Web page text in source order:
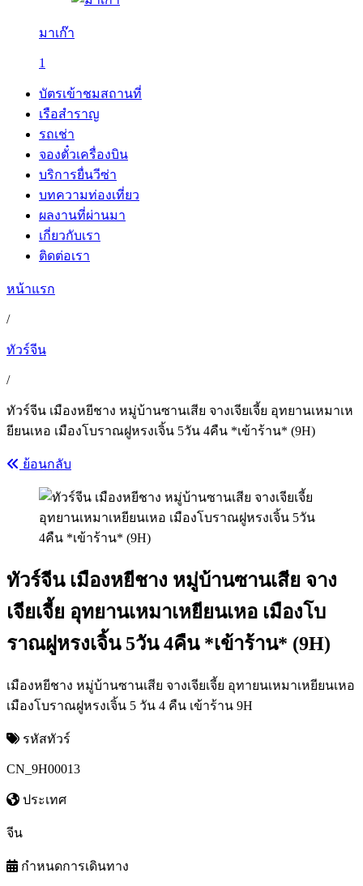
มาเก๊า
1
บัตรเข้าชมสถานที่
เรือสำราญ
รถเช่า
จองตั๋วเครื่องบิน
บริการยื่นวีซ่า
บทความท่องเที่ยว
ผลงานที่ผ่านมา
เกี่ยวกับเรา
ติดต่อเรา
หน้าแรก
/
ทัวร์จีน
/
ทัวร์จีน เมืองหยีชาง หมู่บ้านซานเสีย จางเจียเจี้ย อุทยานเหมาเห
ยียนเหอ เมืองโบราณฝูหรงเจิ้น 5วัน 4คืน *เข้าร้าน* (9H)
ย้อนกลับ
ทัวร์จีน เมืองหยีชาง หมู่บ้านซานเสีย จาง
เจียเจี้ย อุทยานเหมาเหยียนเหอ เมืองโบ
ราณฝูหรงเจิ้น 5วัน 4คืน *เข้าร้าน* (9H)
เมืองหยีชาง หมู่บ้านซานเสีย จางเจียเจี้ย อุทายนเหมาเหยียนเหอ
เมืองโบราณฝูหรงเจิ้น 5 วัน 4 คืน เข้าร้าน 9H
รหัสทัวร์
CN_9H00013
ประเทศ
จีน
กำหนดการเดินทาง